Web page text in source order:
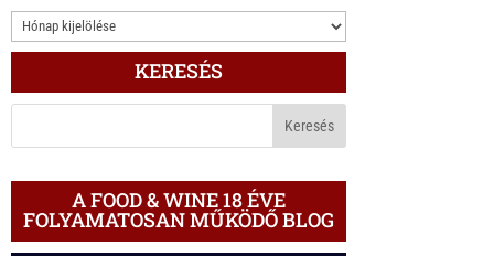
3.000
ÍRÁS
BLOGON
KERESÉS
A FOOD & WINE 18 ÉVE
FOLYAMATOSAN MŰKÖDŐ BLOG